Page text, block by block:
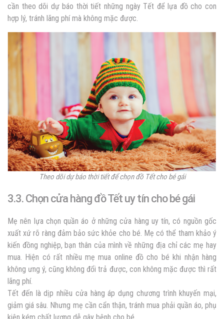
cần theo dõi dự báo thời tiết những ngày Tết để lựa đồ cho con
hợp lý, tránh lãng phí mà không mặc được.
Theo dõi dự báo thời tiết để chọn đồ Tết cho bé gái
3.3. Chọn cửa hàng đồ Tết uy tín cho bé gái
Mẹ nên lựa chọn quần áo ở những cửa hàng uy tín, có nguồn gốc
xuất xứ rõ ràng đảm bảo sức khỏe cho bé. Mẹ có thể tham khảo ý
kiến đồng nghiệp, bạn thân của mình về những địa chỉ các mẹ hay
mua. Hiện có rất nhiều mẹ mua online đồ cho bé khi nhận hàng
không ưng ý, cũng không đổi trả được, con không mặc được thì rất
lãng phí.
Tết đến là dịp nhiều cửa hàng áp dụng chương trình khuyến mại,
giảm giá sâu. Nhưng mẹ cần cẩn thận, tránh mua phải quần áo, phụ